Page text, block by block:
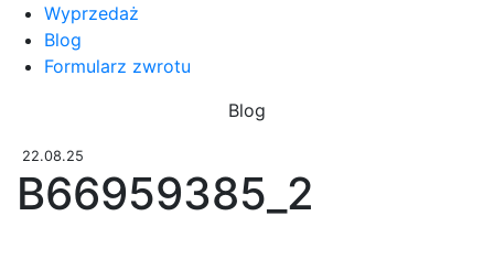
Wyprzedaż
Blog
Formularz zwrotu
Blog
22.08.25
B66959385_2